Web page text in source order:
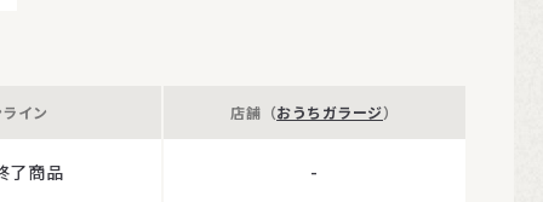
イン
了商品
店舗（おうちガラージ）
-